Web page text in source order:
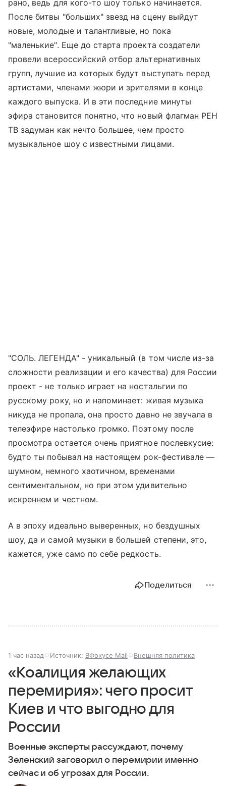
рано, ведь для кого-то шоу только начинается.
После битвы "больших" звезд на сцену выйдут
новые, молодые и талантливые, но пока
"маленькие". Еще до старта проекта создатели
провели всероссийский отбор альтернативных
групп, лучшие из которых будут выступать перед
артистами, членами жюри и зрителями в конце
каждого выпуска. И в эти последние минуты
эфира становится понятно, что новый флагман РЕН
ТВ задуман как нечто большее, чем просто
музыкальное шоу с известными лицами.
"СОЛЬ. ЛЕГЕНДА" - уникальный (в том числе из-за
сложности реализации и его качества) для России
проект - не только играет на ностальгии по
русскому року, но и напоминает: живая музыка
никуда не пропала, она просто давно не звучала в
телеэфире настолько громко. Поэтому после
просмотра остается очень приятное послевкусие:
будто ты побывал на настоящем рок-фестивале —
шумном, немного хаотичном, временами
сентиментальном, но при этом удивительно
искреннем и честном.
А в эпоху идеально выверенных, но бездушных
шоу, да и самой музыки в большей степени, это,
кажется, уже само по себе редкость.
Поделиться
1 час назад Источник: ВФокусе Mail Внешняя политика
«Коалиция желающих
перемирия»: чего просит
Киев и что выгодно для
России
Военные эксперты рассуждают, почему
Зеленский заговорил о перемирии именно
сейчас и об угрозах для России.